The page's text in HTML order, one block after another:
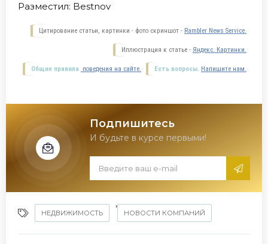
Разместил: Bestnov
Цитирование статьи, картинки - фото скриншот - Rambler News Service.
Иллюстрация к статье - Яндекс. Картинки.
Есть вопросы. Напишите нам.
Общие правила поведения на сайте.
Подпишитесь
И будьте в курсе первыми!
НЕДВИЖИМОСТЬ
,
НОВОСТИ КОМПАНИЙ